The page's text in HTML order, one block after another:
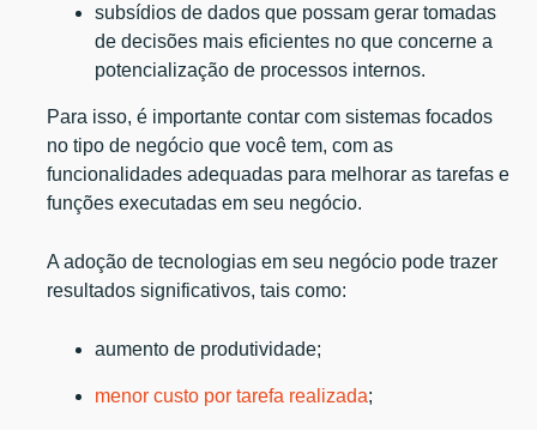
subsídios de dados que possam gerar tomadas
de decisões mais eficientes no que concerne a
potencialização de processos internos.
Para isso, é importante contar com sistemas focados
no tipo de negócio que você tem, com as
funcionalidades adequadas para melhorar as tarefas e
funções executadas em seu negócio.
A adoção de tecnologias em seu negócio pode trazer
resultados significativos, tais como:
aumento de produtividade;
menor custo por tarefa realizada;